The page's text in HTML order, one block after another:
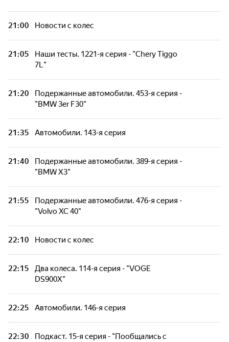
Машины прошлого. 128-я серия - "Ford F-
Новости с колес
Истории скорости. 5-я серия - "LADA Sport
Rosneft 2026"
Автомобили. 202-я серия - "Geely Cityray"
Подержанные автомобили. 543-я серия -
"Volkswagen Polo 6 поколение"
Новости с колес
Два колеса. 130-я серия
Автомобили. 136-я серия
Автореанимация. Сезон 1. 1-я серия - "Lada
"‎Нива""
Новости с колес
21:00 Новости с колес
21:05
Наши тесты. 1221-я серия - "Chery Tiggo
7L"
21:20
Подержанные автомобили. 453-я серия -
"BMW 3er F30"
21:35 Автомобили. 143-я серия
21:40
Подержанные автомобили. 389-я серия -
"BMW X3"
21:55
Подержанные автомобили. 476-я серия -
"Volvo XC 40"
22:10 Новости с колес
22:15
Два колеса. 114-я серия - "VOGE
DS900X"
22:25 Автомобили. 146-я серия
22:30
Подкаст. 15-я серия - "Пообщались с